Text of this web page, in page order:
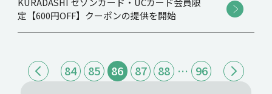
定【600円OFF】クーポンの提供を開始
84 85 86 87 88 … 96